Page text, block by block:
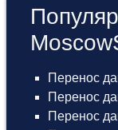
Перенос
Перенос
Перенос